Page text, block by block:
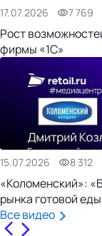
17.07.2026 7 769
Рост
фирмы «1С»
15.07.2026 8 312
«Коломенский»:
рынка готовой
Все видео